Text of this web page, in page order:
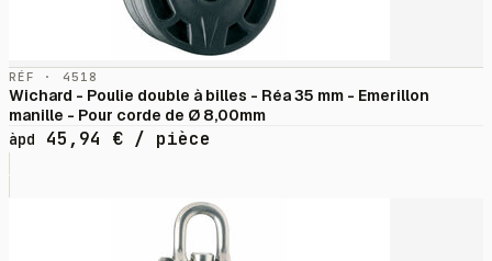
RÉF · 4518
Wichard - Poulie double à billes - Réa 35 mm - Emerillon
manille - Pour corde de Ø 8,00mm
àpd
45,94 € / pièce